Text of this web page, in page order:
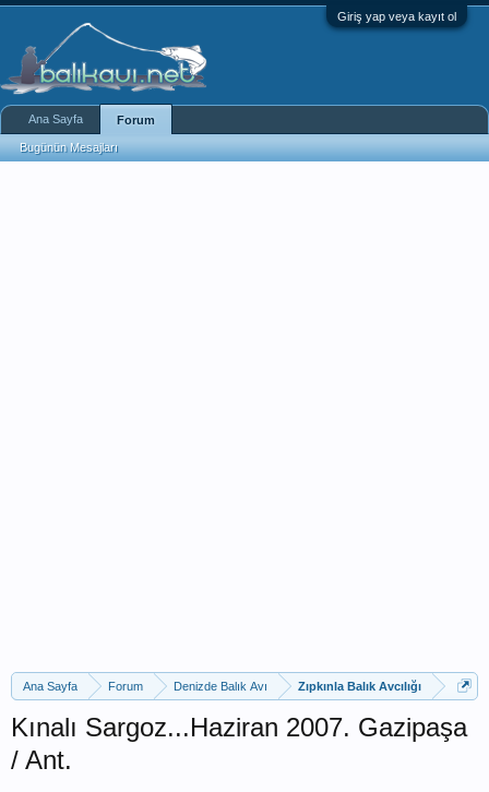
Giriş yap veya kayıt ol
Ana Sayfa Forum Denizde Balık Avı Zıpkınla Balık Avcılığı
Kınalı Sargoz...Haziran 2007. Gazipaşa
/ Ant.
Ana Sayfa Forum
Bugünün Mesajları